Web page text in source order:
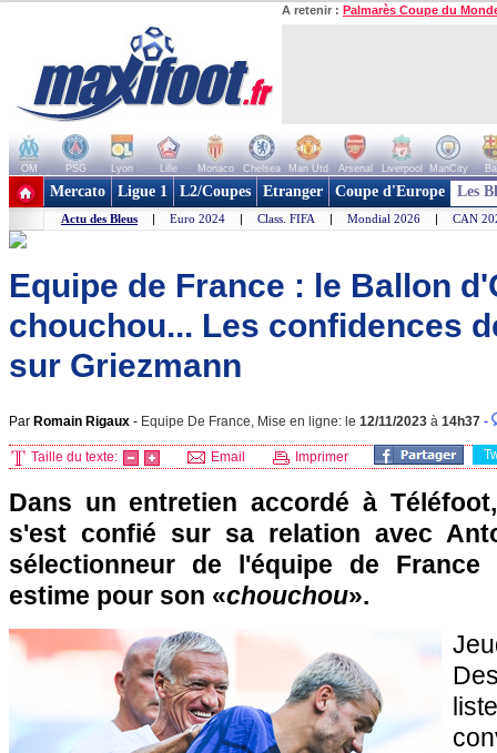
A retenir : Palmarès Coupe du
OM PSG Lyon Lille Monaco Chelsea Man Utd Arsenal Liverpool ManCity
+ de clubs
Mercato Ligue 1 L2/Coupes Etranger Coupe d'Europe Les
Actu des Bleus | Euro 2024 | Class. FIFA | Mondial 2026 | CAN
Equipe de France : le Ballon
chouchou... Les confidences
sur Griezmann
Par Romain Rigaux - Equipe De France, Mise en ligne: le 12/11/2023 à 14h37 -
Taille du texte: Email Imprimer
Dans un entretien accordé à
s'est confié sur sa relation avec
sélectionneur de l'équipe de
estime pour son «chouchou».